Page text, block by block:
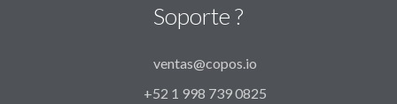
Soporte ?
ventas@copos.io
+52 1 998 739 0825